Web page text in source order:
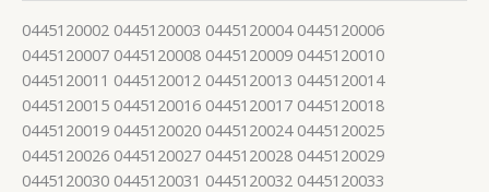
0445120002 0445120003 0445120004 0445120006
0445120007 0445120008 0445120009 0445120010
0445120011 0445120012 0445120013 0445120014
0445120015 0445120016 0445120017 0445120018
0445120019 0445120020 0445120024 0445120025
0445120026 0445120027 0445120028 0445120029
0445120030 0445120031 0445120032 0445120033